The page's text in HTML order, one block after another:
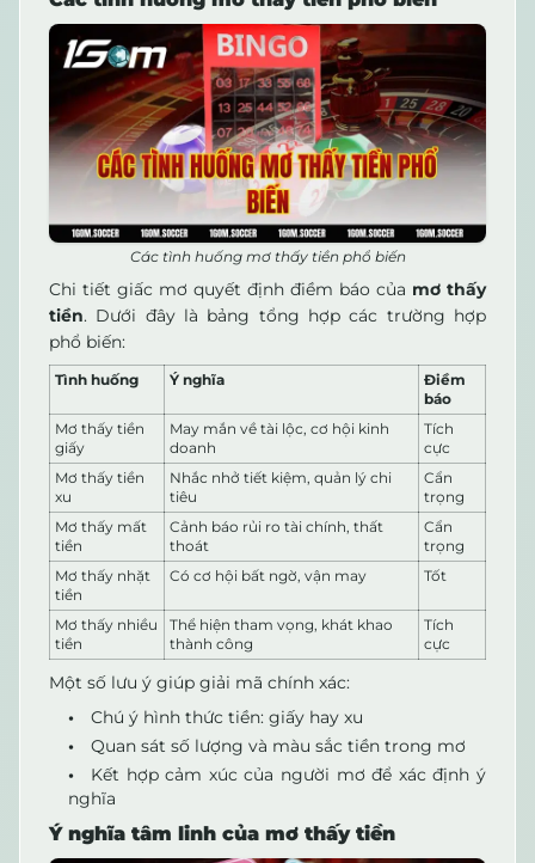
Các tình huống mơ thấy tiền phổ biến
Chi tiết giấc mơ quyết định điềm báo của mơ thấy
tiền. Dưới đây là bảng tổng hợp các trường hợp
phổ biến:
Tình huống Ý nghĩa
Điềm
báo
Mơ thấy tiền
giấy
May mắn về tài lộc, cơ hội kinh
doanh
Tích
cực
Mơ thấy tiền
xu
Nhắc nhở tiết kiệm, quản lý chi
tiêu
Cẩn
trọng
Mơ thấy mất
tiền
Cảnh báo rủi ro tài chính, thất
thoát
Cẩn
trọng
Mơ thấy nhặt
tiền
Có cơ hội bất ngờ, vận may Tốt
Mơ thấy nhiều
tiền
Thể hiện tham vọng, khát khao
thành công
Tích
cực
Một số lưu ý giúp giải mã chính xác:
Chú ý hình thức tiền: giấy hay xu
Quan sát số lượng và màu sắc tiền trong mơ
Kết hợp cảm xúc của người mơ để xác định ý
nghĩa
Ý nghĩa tâm linh của mơ thấy tiền